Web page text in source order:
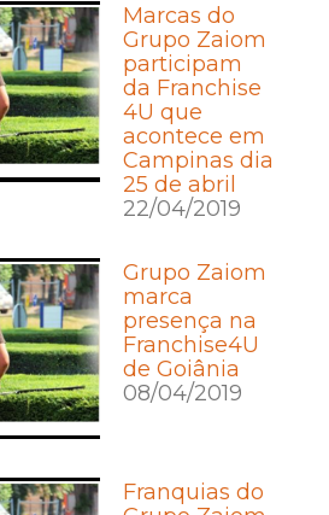
Marcas do
Grupo Zaiom
participam
da Franchise
4U que
acontece em
Campinas dia
25 de abril
22/04/2019
Grupo Zaiom
marca
presença na
Franchise4U
de Goiânia
08/04/2019
Franquias do